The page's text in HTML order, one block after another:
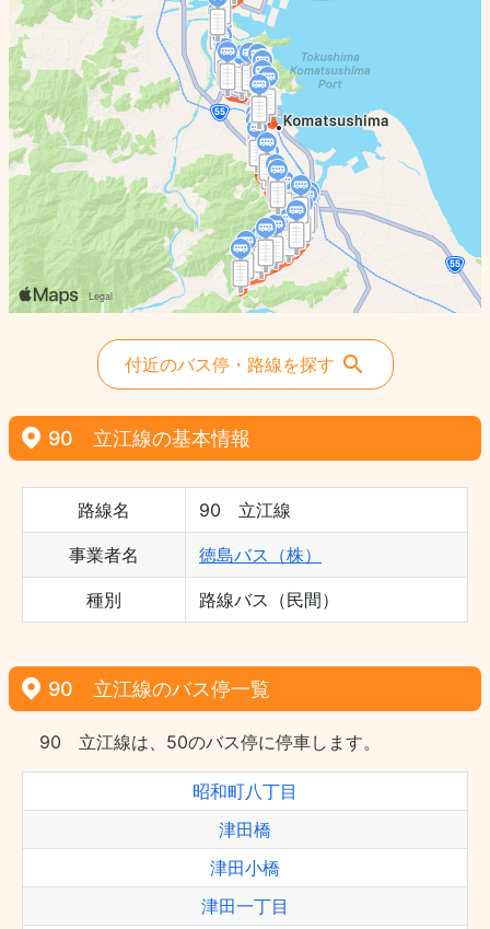
付近のバス停・路線を探す
90 立江線の基本情報
路線名 90 立江線
事業者名 徳島バス（株）
種別 路線バス（民間）
90 立江線のバス停一覧
90 立江線は、50のバス停に停車します。
昭和町八丁目
津田橋
津田小橋
津田一丁目